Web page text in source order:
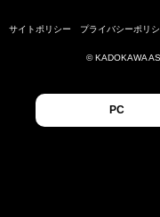
サイトポリシー プライバシーポリ
© KADOKAWA
PC